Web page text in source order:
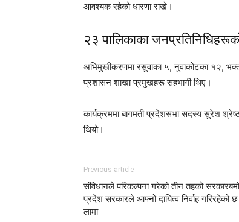
आवश्यक रहेको धारणा राखे।
२३ पालिकाका
अभिमुखीकरणमा रसुवाका ५, नुवाकोटका १२,
प्रशासन शाखा प्रमुखहरू सहभागी थिए।
कार्यक्रममा बागमती प्रदेशसभा सदस्य सुरेश
थियो।
Previous article
संविधानले परिकल्पना गरेको तीन तहको
प्रदेश सरकारले आफ्नो दायित्व निर्वाह गरिरहेको
लामा